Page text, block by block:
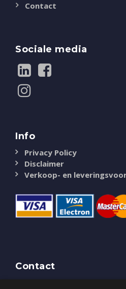
Contact
Sociale media
Info
Privacy Policy
Disclaimer
Verkoop- en
Contact